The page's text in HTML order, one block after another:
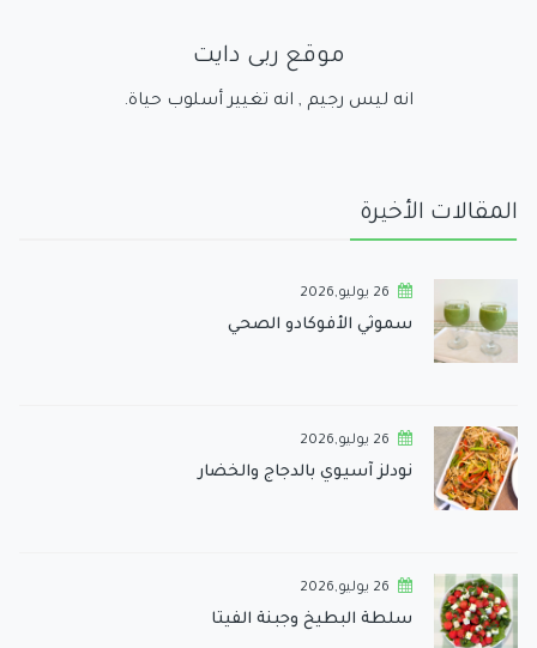
موقع ربى دايت
انه ليس رجيم , انه تغيير أسلوب حياة.
المقالات الأخيرة
26 يوليو,2026
سموثي الأفوكادو الصحي
26 يوليو,2026
نودلز آسيوي بالدجاج والخضار
26 يوليو,2026
سلطة البطيخ وجبنة الفيتا